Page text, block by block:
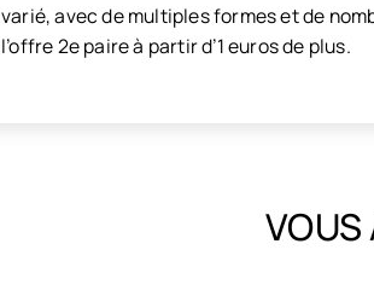
varié, avec de multiples formes et de
l’offre 2e paire à partir d’1 euros de plus.
VOUS